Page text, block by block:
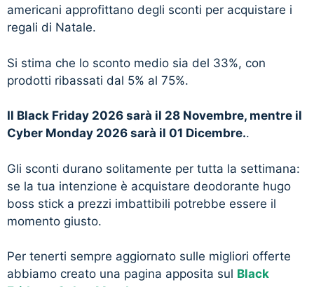
americani approfittano degli sconti per acquistare i
regali di Natale.
Si stima che lo sconto medio sia del 33%, con
prodotti ribassati dal 5% al 75%.
Il Black Friday 2026 sarà il 28 Novembre, mentre il
Cyber Monday 2026 sarà il 01 Dicembre..
Gli sconti durano solitamente per tutta la settimana:
se la tua intenzione è acquistare deodorante hugo
boss stick a prezzi imbattibili potrebbe essere il
momento giusto.
Per tenerti sempre aggiornato sulle migliori offerte
abbiamo creato una pagina apposita sul Black